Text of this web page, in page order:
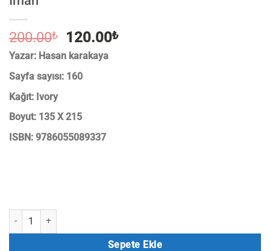
200.00₺
Orijinal
fiyat:
200.00₺.
120.00₺Şu
Yazar: Hasan karakaya
Sayfa sayısı: 160
Kağıt: Ivory
Boyut: 135 X 215
ISBN: 9786055089337
İman adet
Sepete Ekle